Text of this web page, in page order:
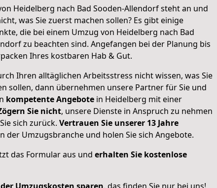
Heidelberg nach Bad Sooden-Allendorf steht an und
was Sie zuerst machen sollen? Es gibt einige
die bei einem Umzug von Heidelberg nach Bad
zu beachten sind. Angefangen bei der Planung bis
Ihres kostbaren Hab & Gut.
Ihren alltäglichen Arbeitsstress nicht wissen, was Sie
sollen, dann übernehmen unsere Partner für Sie und
kompetente Angebote in Heidelberg mit einer
Sie nicht, unsere Dienste in Anspruch zu nehmen
sich zurück. Vertrauen Sie unserer 13 Jahre
der Umzugsbranche und holen Sie sich Angebote.
das Formular aus und erhalten Sie kostenlose